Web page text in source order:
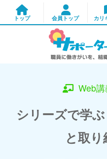
Web
シリーズで学
と取